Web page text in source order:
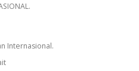
Internasional.